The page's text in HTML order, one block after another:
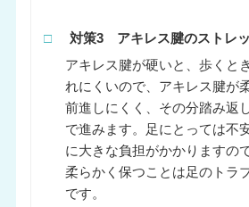
□
対策3 アキレス腱のストレ
アキレス腱が硬いと、歩くと
れにくいので、アキレス腱が
前進しにくく、その分踏み返
で進みます。足にとっては不
に大きな負担がかかりますの
柔らかく保つことは足のトラ
です。